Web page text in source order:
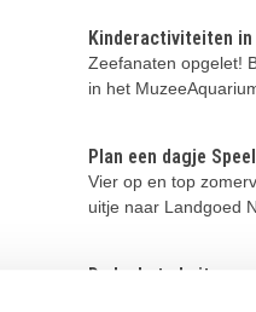
Kinderactiviteiten
MuzeeAquarium
Zeefanaten opgelet!
in het
Plan een dagje
Vier op en top
uitje naar Landgoed
De leukste
De leukste buiten